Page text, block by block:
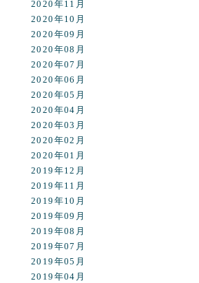
2020年11月
2020年10月
2020年09月
2020年08月
2020年07月
2020年06月
2020年05月
2020年04月
2020年03月
2020年02月
2020年01月
2019年12月
2019年11月
2019年10月
2019年09月
2019年08月
2019年07月
2019年05月
2019年04月